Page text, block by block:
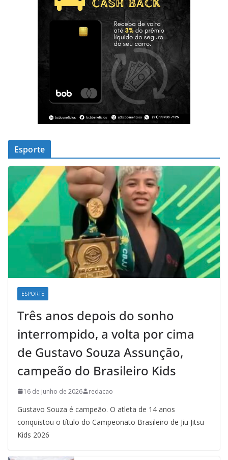
Esporte
ESPORTE
Três anos depois do sonho
interrompido, a volta por cima
de Gustavo Souza Assunção,
campeão do Brasileiro Kids
16 de junho de 2026 redacao
Gustavo Souza é campeão. O atleta de 14 anos
conquistou o título do Campeonato Brasileiro de Jiu Jitsu
Kids 2026